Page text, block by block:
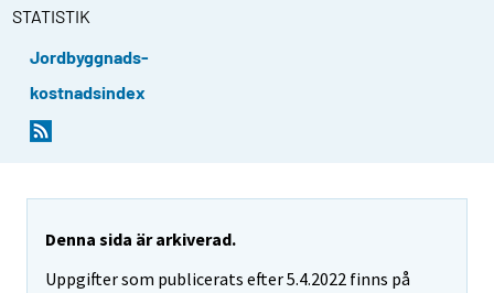
STATISTIK
Jordbyggnads-
kostnadsindex
Denna sida är arkiverad.
Uppgifter som publicerats efter 5.4.2022 finns på